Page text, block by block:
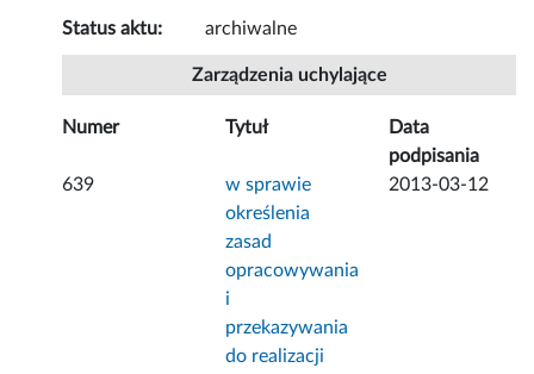
Status aktu: archiwalne
Zarządzenia uchylające
Numer Tytuł
Data
podpisania
639
w sprawie
określenia
zasad
opracowywania
i
przekazywania
do realizacji
2013-03-12